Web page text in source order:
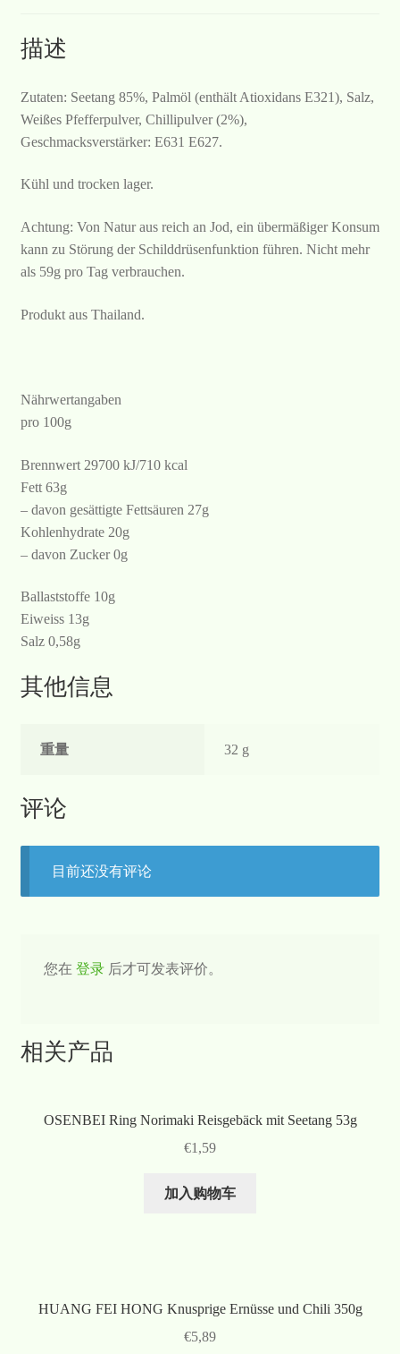
描述
Zutaten: Seetang 85%, Palmöl (enthält Atioxidans E321), Salz,
Weißes Pfefferpulver, Chillipulver (2%),
Geschmacksverstärker: E631 E627.
Kühl und trocken lager.
Achtung: Von Natur aus reich an Jod, ein übermäßiger Konsum
kann zu Störung der Schilddrüsenfunktion führen. Nicht mehr
als 59g pro Tag verbrauchen.
Produkt aus Thailand.
Nährwertangaben
pro 100g
Brennwert 29700 kJ/710 kcal
Fett 63g
– davon gesättigte Fettsäuren 27g
Kohlenhydrate 20g
– davon Zucker 0g
Ballaststoffe 10g
Eiweiss 13g
Salz 0,58g
其他信息
重量 32 g
评论
目前还没有评论
您在 登录后才可发表评价。
相关产品
OSENBEI Ring Norimaki Reisgebäck mit Seetang 53g
€1,59
加入购物车
HUANG FEI HONG Knusprige Ernüsse und Chili 350g
€5,89